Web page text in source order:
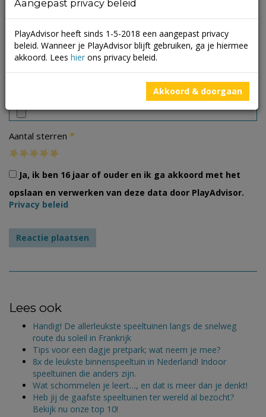
Aantal sterren *
Ja, ik ben 16 jaar of ouder en ik ga akkoord met het
opslaan en verwerken van deze data door PlayAdvisor.
Privacy beleid
Lees ook
Handig! De allerleukste speeltuinen langs de snelweg
route du soleil in Frankrijk
Tips voor een dagje pretpark; wat neem je mee?
8x de leukste binnenspeeltuin in Nederland! Indoor
speeltuinen die anders zijn.
Wat schommelen je leert…, en dat is meer dan je denkt!
Heb jij de gaafste speeltuinen ter wereld al bezocht?
Bekijk nu onze top 10!
Aangepast privacy beleid
PlayAdvisor heeft sinds 1-5-2018 een aangepast privacy
beleid. Wanneer je PlayAdvisor blijft gebruiken, ga je hiermee
akkoord. Lees hier ons privacy beleid.
Akkoord & doorgaan